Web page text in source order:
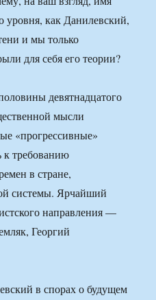
уровня, как Данилевский,
и мы только
для себя его теории?
девятнадцатого
мысли
«прогрессивные»
к требованию
в стране,
системы. Ярчайший
направления —
Георгий
в спорах о будущем